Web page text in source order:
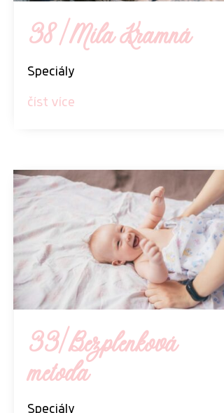
38 | Míla Kramná
Speciály
číst více
33| Bezplenková
metoda
Speciály